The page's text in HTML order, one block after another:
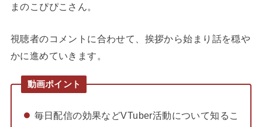
まのこぴぴこさん。
視聴者のコメントに合わせて、挨拶から始まり話を穏や
かに進めていきます。
動画ポイント
毎日配信の効果などVTuber活動について知るこ